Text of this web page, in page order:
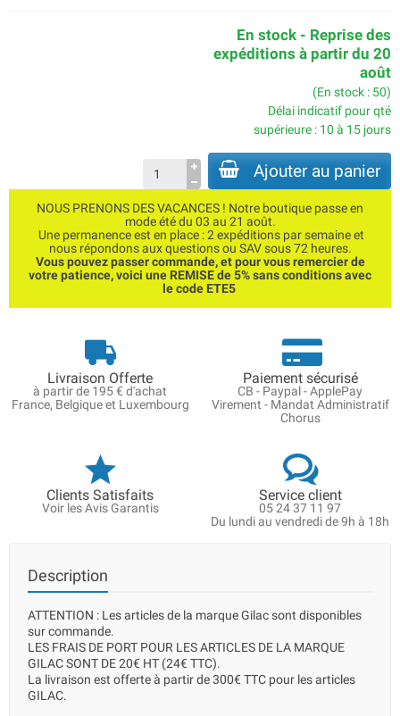
En stock - Reprise des
expéditions à partir du 20
août
(En stock : 50)
Délai indicatif pour qté
supérieure : 10 à 15 jours
Ajouter au panier
NOUS PRENONS DES VACANCES ! Notre boutique passe en
mode été du 03 au 21 août.
Une permanence est en place : 2 expéditions par semaine et
nous répondons aux questions ou SAV sous 72 heures.
Vous pouvez passer commande, et pour vous remercier de
votre patience, voici une REMISE de 5% sans conditions avec
le code ETE5
Livraison Offerte
à partir de 195 € d'achat
France, Belgique et Luxembourg
Paiement sécurisé
CB - Paypal - ApplePay
Virement - Mandat Administratif
Chorus
Clients Satisfaits
Voir les Avis Garantis
Service client
05 24 37 11 97
Du lundi au vendredi de 9h à 18h
Description
ATTENTION : Les articles de la marque Gilac sont disponibles
sur commande.
LES FRAIS DE PORT POUR LES ARTICLES DE LA MARQUE
GILAC SONT DE 20€ HT (24€ TTC).
La livraison est offerte à partir de 300€ TTC pour les articles
GILAC.